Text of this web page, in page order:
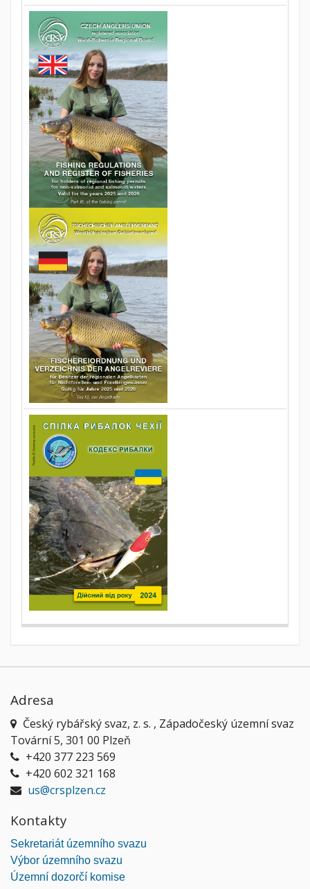
Adresa
Český rybářský svaz, z. s. , Západočeský územní svaz
Tovární 5, 301 00 Plzeň
+420 377 223 569
+420 602 321 168
us@crsplzen.cz
Kontakty
Sekretariát územního svazu
Výbor územního svazu
Územní dozorčí komise